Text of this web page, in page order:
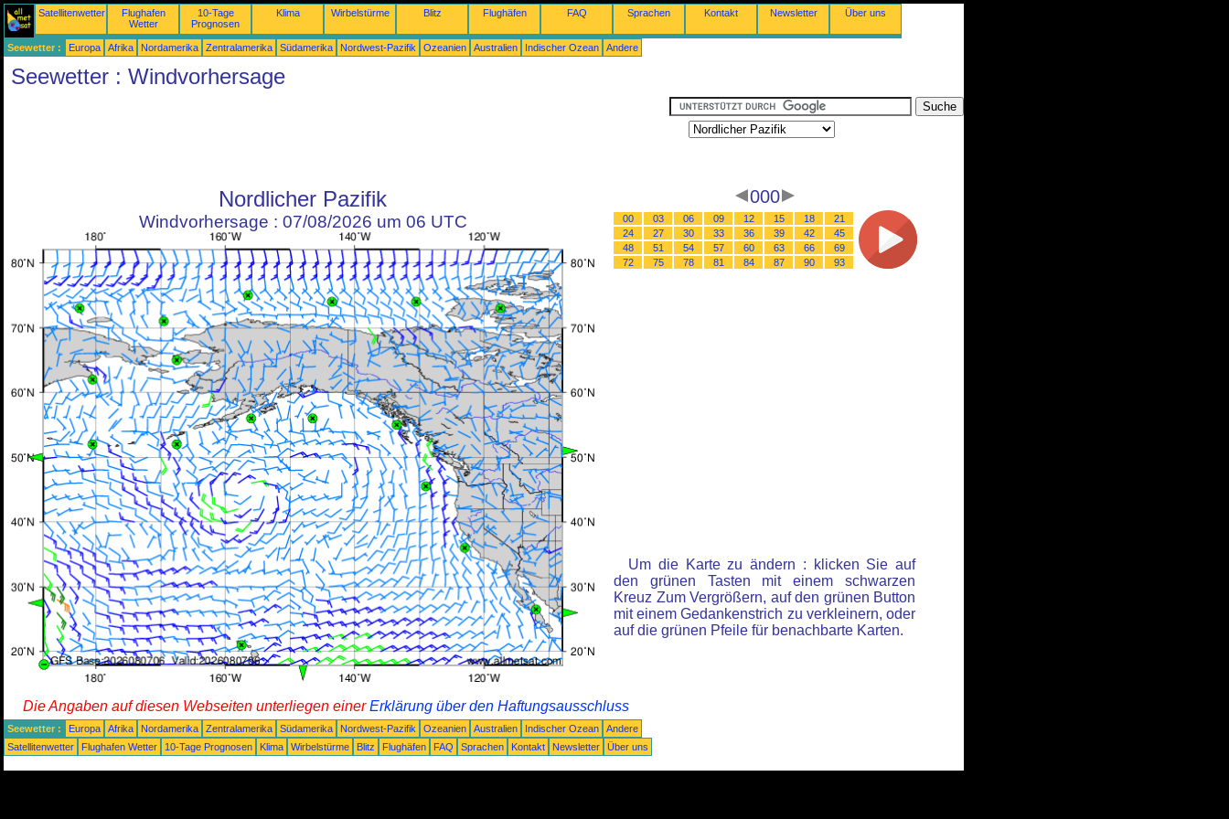
Satellitenwetter
Flughafen
Wetter
10-Tage
Prognosen
Klima Wirbelstürme Blitz Flughäfen FAQ Sprachen Kontakt Newsletter Über uns
Seewetter : Europa Afrika Nordamerika Zentralamerika Südamerika Nordwest-Pazifik Ozeanien Australien Indischer Ozean Andere
Seewetter : Windvorhersage
Nordlicher Pazifik
Windvorhersage : 07/08/2026 um 06 UTC
000
00 03 06 09 12 15 18
21
24
27 30 33 36 39 42
45
48
51 54 57 60 63 66
69
72
75 78 81 84 87 90 93
Um die Karte zu ändern : klicken Sie auf
den grünen Tasten mit einem schwarzen
Kreuz Zum Vergrößern, auf den grünen Button
mit einem Gedankenstrich zu verkleinern, oder
auf die grünen Pfeile für benachbarte Karten.
Die Angaben auf diesen Webseiten unterliegen einerErklärung über den Haftungsausschluss
Seewetter : Europa Afrika Nordamerika Zentralamerika Südamerika Nordwest-Pazifik Ozeanien Australien Indischer Ozean
Andere
Satellitenwetter
Flughafen Wetter 10-Tage Prognosen Klima Wirbelstürme Blitz Flughäfen FAQ Sprachen Kontakt Newsletter Über uns